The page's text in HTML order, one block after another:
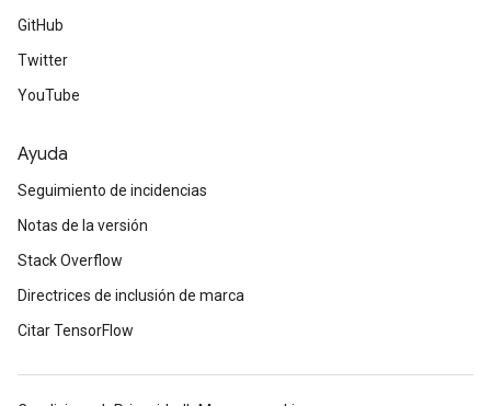
GitHub
Twitter
YouTube
Ayuda
Seguimiento de incidencias
Notas de la versión
Stack Overflow
Directrices de inclusión de marca
Citar TensorFlow